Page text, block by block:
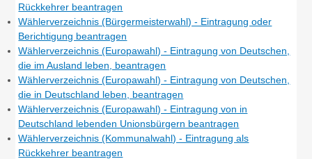
Rückkehrer beantragen
Wählerverzeichnis (Bürgermeisterwahl) - Eintragung oder
Berichtigung beantragen
Wählerverzeichnis (Europawahl) - Eintragung von Deutschen,
die im Ausland leben, beantragen
Wählerverzeichnis (Europawahl) - Eintragung von Deutschen,
die in Deutschland leben, beantragen
Wählerverzeichnis (Europawahl) - Eintragung von in
Deutschland lebenden Unionsbürgern beantragen
Wählerverzeichnis (Kommunalwahl) - Eintragung als
Rückkehrer beantragen